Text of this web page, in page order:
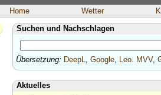
Home Wetter
Suchen und Nachschlagen
Übersetzung: DeepL,Google, Leo. MVV,
Aktuelles